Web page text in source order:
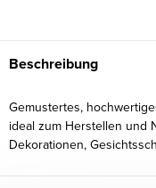
Beschreibung
Gemustertes,
ideal zum Herstellen und
Dekorationen,